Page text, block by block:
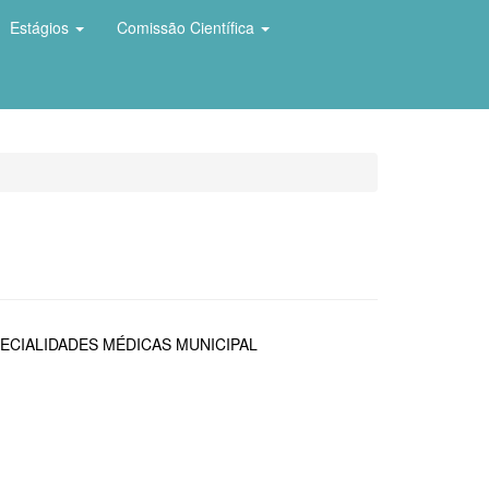
Estágios Comissão Científica
MÉDICAS MUNICIPAL